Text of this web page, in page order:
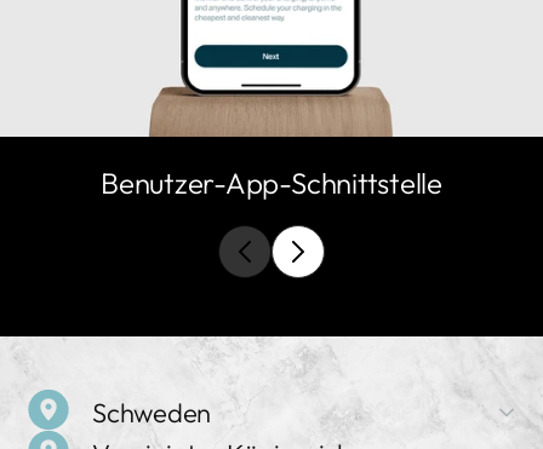
Benutzer-App-Schnittstelle
Schweden